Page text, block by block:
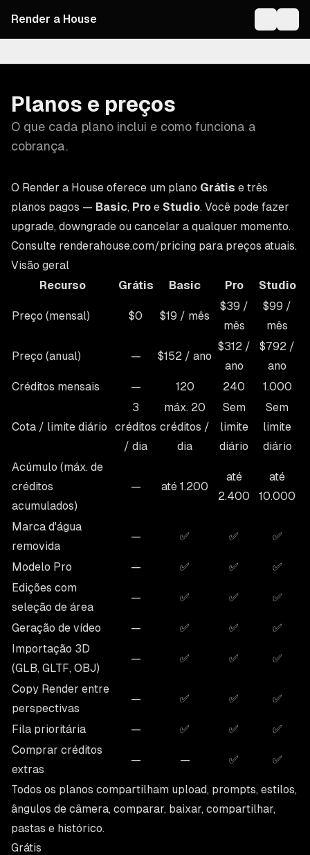
Render a House
Planos e preços
O que cada plano inclui e como funciona a
cobrança.
O Render a House oferece um plano Grátis e três
planos pagos — Basic, Pro e Studio. Você pode fazer
upgrade, downgrade ou cancelar a qualquer momento.
Consulte renderahouse.com/pricing para preços atuais.
Visão geral
Recurso
Grátis Basic Pro Studio
Preço (mensal) $0 $19 / mês
$39 /
mês
$99 /
mês
Preço (anual) — $152 / ano
$312 /
ano
$792 /
ano
Créditos mensais
— 120 240 1.000
Cota / limite diário
3
créditos
/ dia
máx. 20
créditos /
dia
Sem
limite
diário
Sem
limite
diário
Acúmulo (máx. de
créditos
acumulados)
— até 1.200
até
2.400
até
10.000
Marca d'água
removida
— ✅ ✅ ✅
Modelo Pro — ✅ ✅
✅
Edições com
seleção de área
— ✅ ✅ ✅
Geração de vídeo — ✅ ✅
✅
Importação 3D
(GLB, GLTF, OBJ)
— ✅ ✅ ✅
Copy Render entre
perspectivas
— ✅ ✅ ✅
Fila prioritária — ✅ ✅
✅
Comprar créditos
extras
— — ✅ ✅
Todos os planos compartilham upload, prompts, estilos,
ângulos de câmera, comparar, baixar, compartilhar,
pastas e histórico.
Grátis